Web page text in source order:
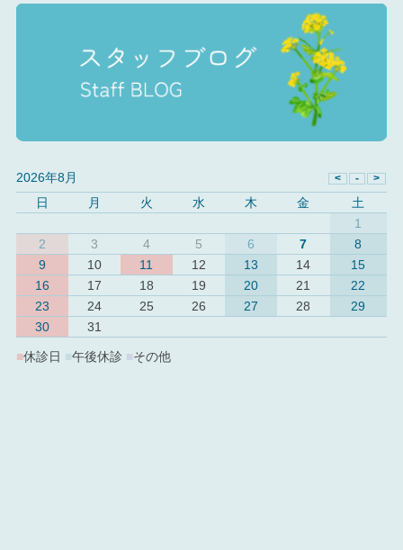
2026年8月
日
月 火 水 木 金
土
1
2
3 4 5 6 7
8
9
10 11 12 13 14
15
16
17 18 19 20 21
22
23
24 25 26 27 28
29
30
31
■休診日 ■午後休診 その他